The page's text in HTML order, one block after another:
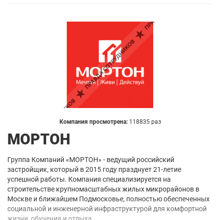
Компания просмотрена: 118835 раз
МОРТОН
Группа Компаний «МОРТОН» - ведущий российский
застройщик, который в 2015 году празднует 21-летие
успешной работы. Компания специализируется на
строительстве крупномасштабных жилых микрорайонов в
Москве и ближайшем Подмосковье, полностью обеспеченных
социальной и инженерной инфраструктурой для комфортной